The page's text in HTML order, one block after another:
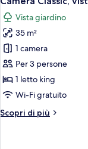
tutte
le
foto
per
Camera
Classic,
vista
giardino
Vista giardino
35 m²
1 camera
Per 3 persone
1 letto king
Wi-Fi gratuito
Scopri di più
Altri